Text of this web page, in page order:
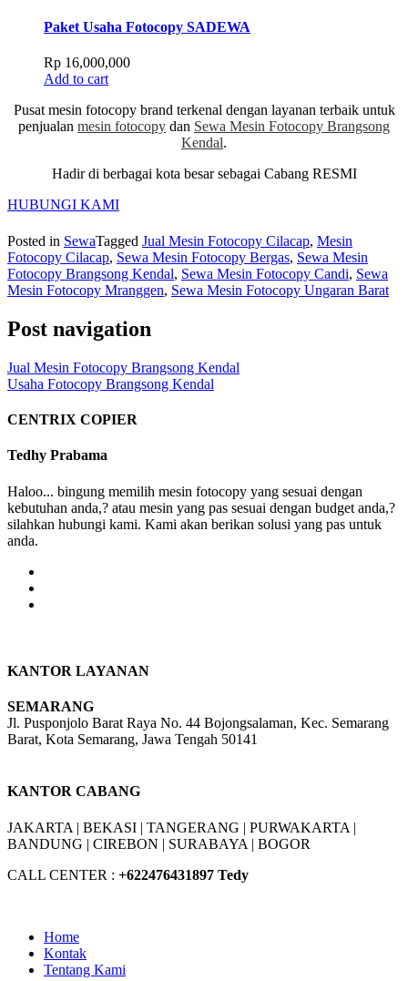
Paket Usaha Fotocopy SADEWA
Rp 16,000,000
Add to cart
Pusat mesin fotocopy brand terkenal dengan layanan terbaik untuk
penjualan mesin fotocopy dan Sewa Mesin Fotocopy Brangsong
Kendal.
Hadir di berbagai kota besar sebagai Cabang RESMI
HUBUNGI KAMI
Posted in SewaTagged Jual Mesin Fotocopy Cilacap, Mesin
Fotocopy Cilacap, Sewa Mesin Fotocopy Bergas, Sewa Mesin
Fotocopy Brangsong Kendal, Sewa Mesin Fotocopy Candi, Sewa
Mesin Fotocopy Mranggen, Sewa Mesin Fotocopy Ungaran Barat
Post navigation
Jual Mesin Fotocopy Brangsong Kendal
Usaha Fotocopy Brangsong Kendal
CENTRIX COPIER
Tedhy Prabama
Haloo... bingung memilih mesin fotocopy yang sesuai dengan
kebutuhan anda,? atau mesin yang pas sesuai dengan budget anda,?
silahkan hubungi kami. Kami akan berikan solusi yang pas untuk
anda.
KANTOR LAYANAN
SEMARANG
Jl. Pusponjolo Barat Raya No. 44 Bojongsalaman, Kec. Semarang
Barat, Kota Semarang, Jawa Tengah 50141
KANTOR CABANG
JAKARTA | BEKASI | TANGERANG | PURWAKARTA |
BANDUNG | CIREBON | SURABAYA | BOGOR
CALL CENTER : +622476431897 Tedy
Home
Kontak
Tentang Kami